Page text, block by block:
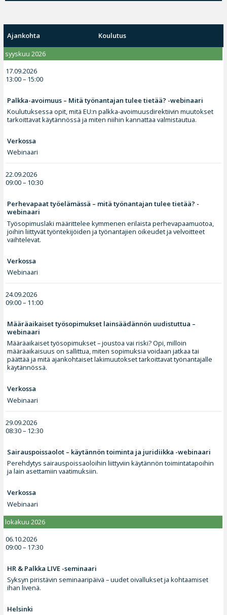
Ajankohta
Koulutus
syyskuu 2026
17.09.2026
13:00 – 15:00
Palkka-avoimuus – Mitä työnantajan tulee tietää? -webinaari
Koulutuksessa opit, mitä EU:n palkka-avoimuusdirektiivin muutokset
tarkoittavat käytännössä ja miten niihin kannattaa valmistautua.
Verkossa
Webinaari
22.09.2026
09:00 – 10:30
Perhevapaat työelämässä – mitä työnantajan tulee tietää? -
webinaari
Työsopimuslaki määrittelee kymmenen erilaista perhevapaamuotoa,
joihin liittyvät työntekijöiden ja työnantajien oikeudet ja velvoitteet
vaihtelevat.
Verkossa
Webinaari
24.09.2026
09:00 – 11:00
Määräaikaiset työsopimukset lainsäädännön uudistuttua –
webinaari
Määräaikaiset työsopimukset – joustoa vai riski? Opi, milloin
määräaikaisuus on sallittua, miten sopimuksia voidaan jatkaa tai
päättää ja mitä ajankohtaiset lakimuutokset tarkoittavat työnantajalle
käytännössä.
Verkossa
Webinaari
29.09.2026
08:30 – 12:30
Sairauspoissaolot – käytännön toiminta ja juridiikka -webinaari
Perehdytys sairauspoissaoloihin liittyviin käytännön toimintatapoihin
ja lain asettamiin vaatimuksiin.
Verkossa
Webinaari
lokakuu 2026
06.10.2026
09:00 – 17:30
HR & Palkka LIVE -seminaari
Syksyn piristävin seminaaripäivä – uudet oivallukset ja kohtaamiset
ihan livenä.
Helsinki